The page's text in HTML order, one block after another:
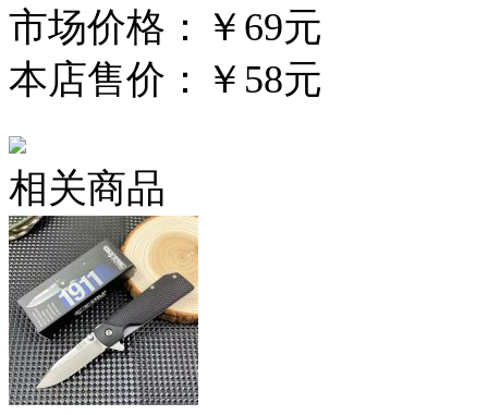
市场价格： ￥69元
本店售价： ￥58元
相关商品